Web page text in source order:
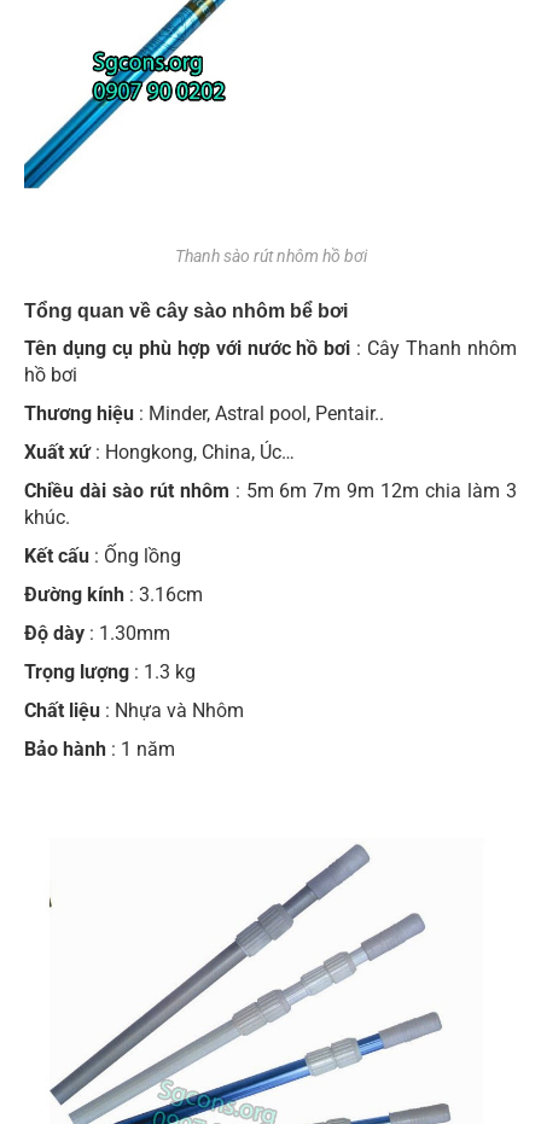
Thanh sào rút nhôm hồ bơi
Tổng quan về cây sào nhôm bể bơi
Tên dụng cụ phù hợp với nước hồ bơi : Cây Thanh nhôm
hồ bơi
Thương hiệu : Minder, Astral pool, Pentair..
Xuất xứ: Hongkong, China, Úc…
Chiều dài sào rút nhôm : 5m 6m 7m 9m 12m chia làm 3
khúc.
Kết cấu : Ống lồng
Đường kính : 3.16cm
Độ dày : 1.30mm
Trọng lượng : 1.3 kg
Chất liệu : Nhựa và Nhôm
Bảo hành : 1 năm